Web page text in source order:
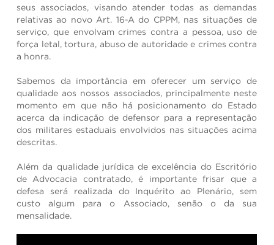
seus associados, visando atender todas as demandas
relativas ao novo Art. 16-A do CPPM, nas situações de
serviço, que envolvam crimes contra a pessoa, uso de
força letal, tortura, abuso de autoridade e crimes contra
a honra.
Sabemos da importância em oferecer um serviço de
qualidade aos nossos associados, principalmente neste
momento em que não há posicionamento do Estado
acerca da indicação de defensor para a representação
dos militares estaduais envolvidos nas situações acima
descritas.
Além da qualidade jurídica de excelência do Escritório
de Advocacia contratado, é importante frisar que a
defesa será realizada do Inquérito ao Plenário, sem
custo algum para o Associado, senão o da sua
mensalidade.